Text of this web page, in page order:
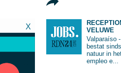
X
VELUWE
Valparaíso
bestat
natuur in
empleo e...